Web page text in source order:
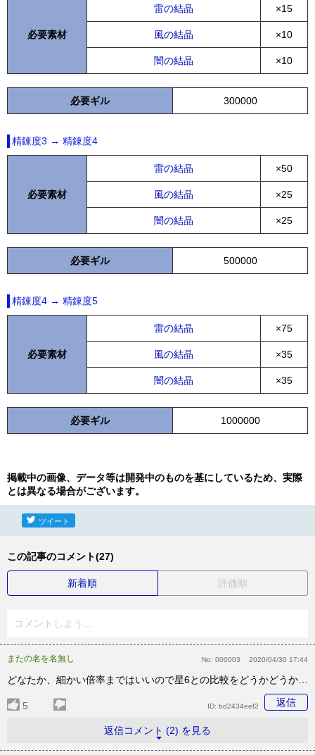
必要素材
雷の結晶 ×15
風の結晶 ×10
闇の結晶 ×10
必要ギル 300000
精錬度3 → 精錬度4
必要素材
雷の結晶 ×50
風の結晶 ×25
闇の結晶 ×25
必要ギル 500000
精錬度4 → 精錬度5
必要素材
雷の結晶 ×75
風の結晶 ×35
闇の結晶 ×35
必要ギル 1000000
掲載中の画像、データ等は開発中のものを基にしているため、実際
とは異なる場合がございます。
ツイート
この記事のコメント(27)
新着順 評価順
コメントしよう...
またの名を名無し No: 000003 2020/04/30 17:44
どなたか、細かい倍率まではいいので星6との比較をどうかどうか…
5 返信
ID: bd2434eef2
返信コメント (2) を見る